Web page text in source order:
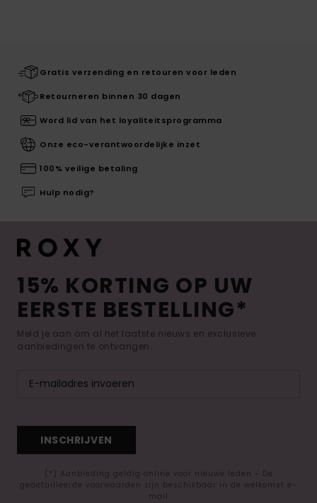
Gratis verzending en retouren voor leden
Retourneren binnen 30 dagen
Word lid van het loyaliteitsprogramma
Onze eco-verantwoordelijke inzet
100% veilige betaling
Hulp nodig?
15% KORTING OP UW
EERSTE BESTELLING*
Meld je aan om al het laatste nieuws en exclusieve
aanbiedingen te ontvangen.
INSCHRIJVEN
(*) Aanbieding geldig online voor nieuwe leden - De
gedetailleerde voorwaarden zijn beschikbaar in de welkomst e-
mail